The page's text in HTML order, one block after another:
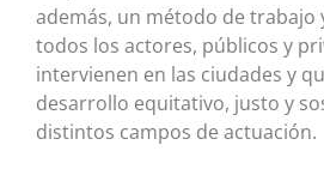
además, un método de trabajo
todos los actores, públicos y
intervienen en las ciudades y
desarrollo equitativo, justo y
distintos campos de actuación.